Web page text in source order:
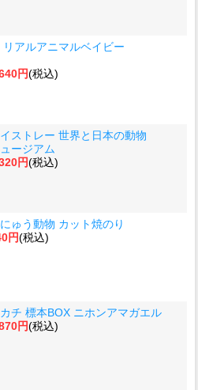
アルアニマルベイビー
円(税込)
ストレー 世界と日本の動物
ージアム
円(税込)
ゅう動物 カット焼のり
円(税込)
チ 標本BOX ニホンアマガエル
円(税込)